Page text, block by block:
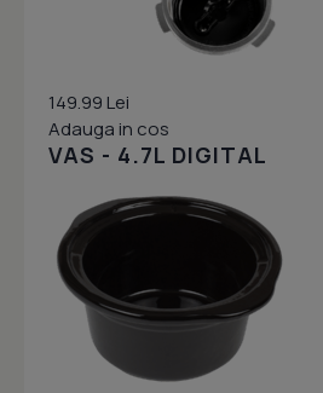
149.99 Lei
Adauga in cos
VAS - 4.7L DIGITAL